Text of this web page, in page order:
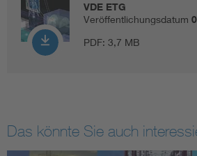
VDE ETG
Veröffentlichungsdatum
PDF: 3,7 MB
Das könnte Sie auch